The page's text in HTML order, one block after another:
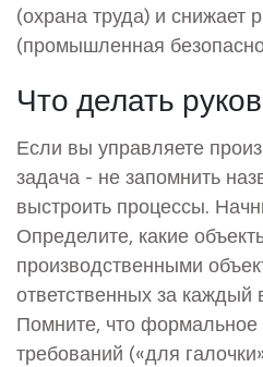
(охрана труда) и снижает
(промышленная
Что делать
Если вы управляете
задача - не запомнить
выстроить процессы.
Определите, какие
производственными
ответственных за каждый
Помните, что
требований («для